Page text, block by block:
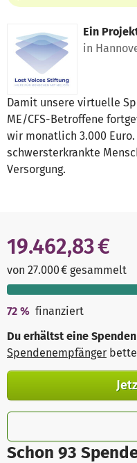
Ein
in
Damit unsere virtuelle
ME/CFS-Betroffene
wir monatlich 3.000
schwersterkrankte
Versorgung.
Schon 93
19.462,83 €
von 27.000 € gesammelt
72 % finanziert
Du erhältst eine
Spendenempfänger